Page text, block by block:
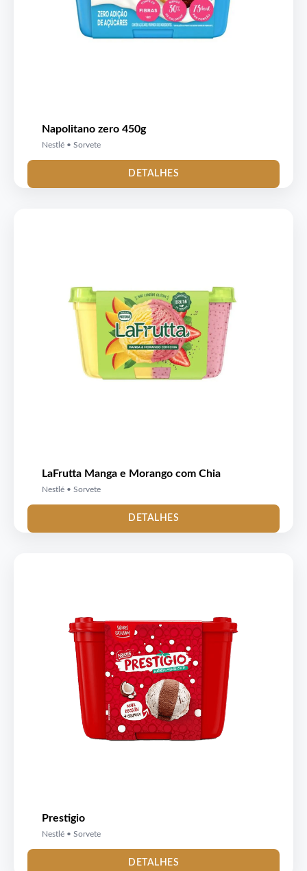
Napolitano zero 450g
Nestlé • Sorvete
DETALHES
LaFrutta Manga e Morango com Chia
Nestlé • Sorvete
DETALHES
Prestigio
Nestlé • Sorvete
DETALHES